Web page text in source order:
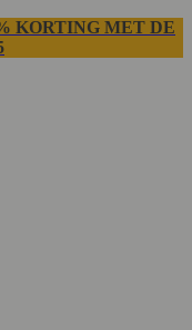
KORTING MET DE